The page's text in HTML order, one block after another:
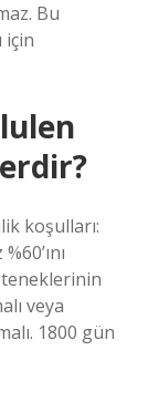
Bu
için
koşulları:
veya
1800 gün